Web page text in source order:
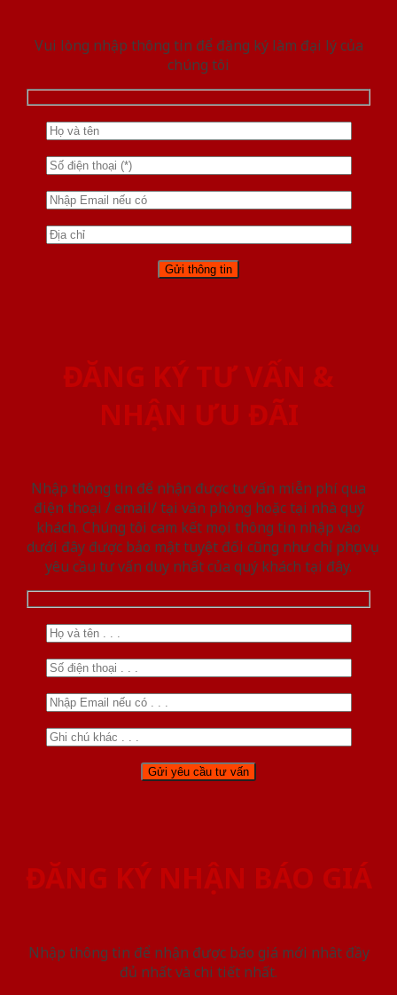
Vui lòng nhập thông tin để đăng ký làm đại lý của
chúng tôi
ĐĂNG KÝ TƯ VẤN &
NHẬN ƯU ĐÃI
Nhập thông tin để nhận được tư vấn miễn phí qua
điện thoại / email/ tại văn phòng hoặc tại nhà quý
khách. Chúng tôi cam kết mọi thông tin nhập vào
dưới đây được bảo mật tuyệt đối cũng như chỉ phục vụ
yêu cầu tư vấn duy nhất của quý khách tại đây.
ĐĂNG KÝ NHẬN BÁO GIÁ
Nhập thông tin để nhận được báo giá mới nhât đầy
đủ nhất và chi tiết nhất.